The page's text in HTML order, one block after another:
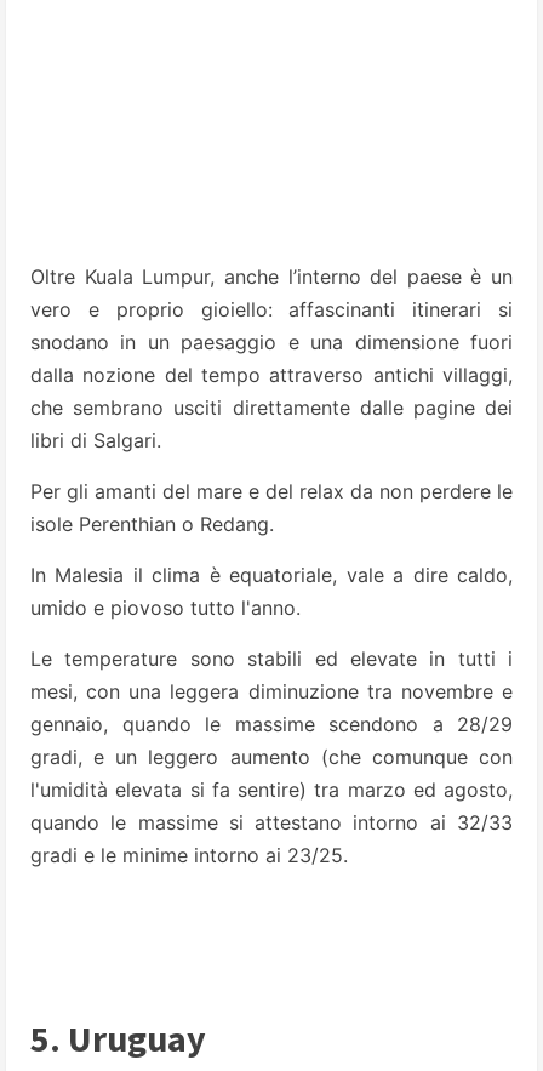
Oltre Kuala Lumpur, anche l’interno del paese è un
vero e proprio gioiello: affascinanti itinerari si
snodano in un paesaggio e una dimensione fuori
dalla nozione del tempo attraverso antichi villaggi,
che sembrano usciti direttamente dalle pagine dei
libri di Salgari.
Per gli amanti del mare e del relax da non perdere le
isole Perenthian o Redang.
In Malesia il clima è equatoriale, vale a dire caldo,
umido e piovoso tutto l'anno.
Le temperature sono stabili ed elevate in tutti i
mesi, con una leggera diminuzione tra novembre e
gennaio, quando le massime scendono a 28/29
gradi, e un leggero aumento (che comunque con
l'umidità elevata si fa sentire) tra marzo ed agosto,
quando le massime si attestano intorno ai 32/33
gradi e le minime intorno ai 23/25.
5. Uruguay